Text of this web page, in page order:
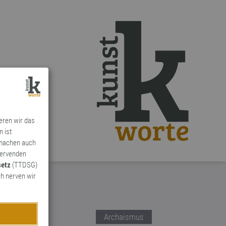
wir das
ist
auch
(TTDSG)
nerven wir
Archaismus